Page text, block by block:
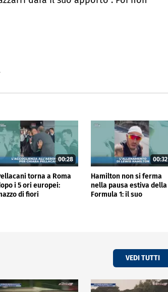
00:28
torna a Roma
i 5 ori europei:
di fiori
00:32
Hamilton non si ferma
nella pausa estiva della
Formula 1: il suo
VEDI TUTTI